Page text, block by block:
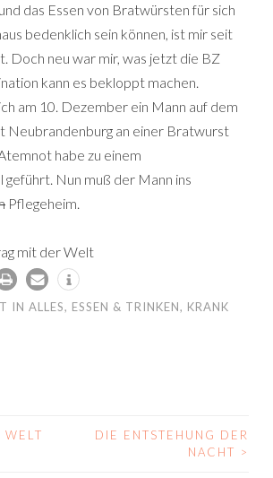
das Essen von Bratwürsten für sich
bedenklich sein können, ist mir seit
Doch neu war mir, was jetzt die BZ
kann es bekloppt machen.
am 10. Dezember ein Mann auf dem
Neubrandenburg an einer Bratwurst
habe zu einem
geführt. Nun muß der Mann ins
Pflegeheim.
mit der Welt
IN ALLES, ESSEN & TRINKEN, KRANK
WELT
DIE ENTSTEHUNG DER
NACHT >